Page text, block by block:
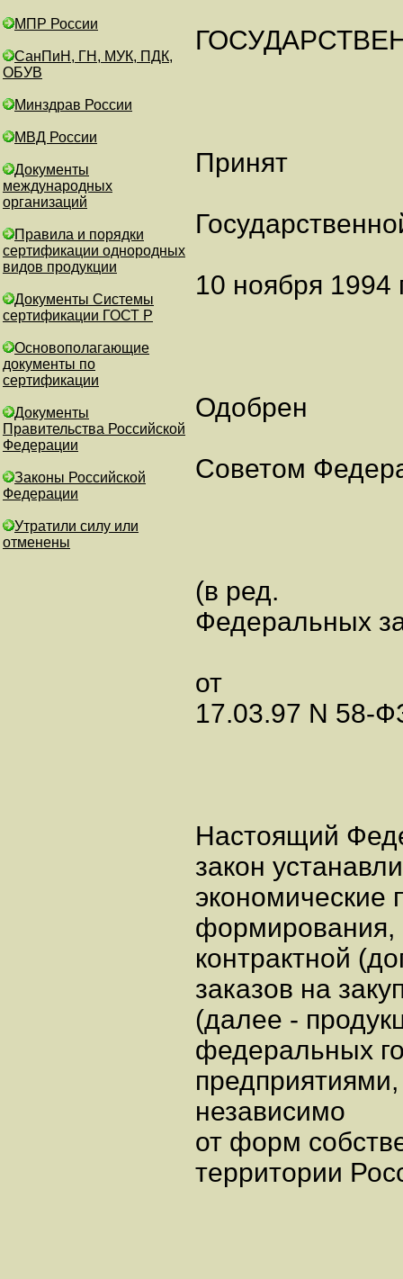
МПР России
СанПиН, ГН, МУК, ПДК,
ОБУВ
Минздрав России
МВД России
Документы
международных
организаций
Правила и порядки
сертификации однородных
видов продукции
Документы Системы
сертификации ГОСТ Р
Основополагающие
документы по
сертификации
Документы
Правительства Российской
Федерации
Законы Российской
Федерации
Утратили силу или
отменены
Принят
10 ноября 1994
Одобрен
Советом
(в ред.
Федеральных
от
17.03.97 N 58-
Настоящий
закон
экономические
формирования,
контрактной
заказов на
(далее -
федеральных
независимо
от форм
территории